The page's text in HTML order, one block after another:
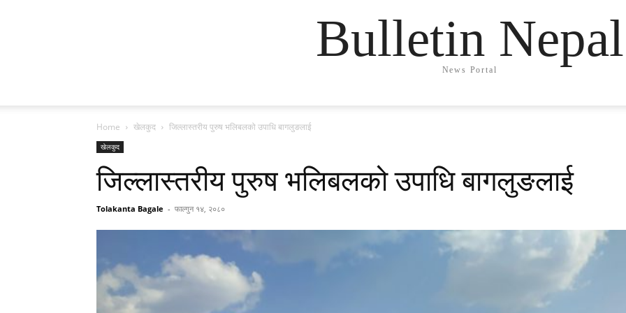
Bulletin Nepal
News Portal
Home खेलकुद जिल्लास्तरीय पुरुष भलिबलको उपाधि बागलुङलाई
खेलकुद
जिल्लास्तरीय पुरुष भलिबलको उपाधि बागलुङलाई
Tolakanta Bagale - फाल्गुन १४, २०८०